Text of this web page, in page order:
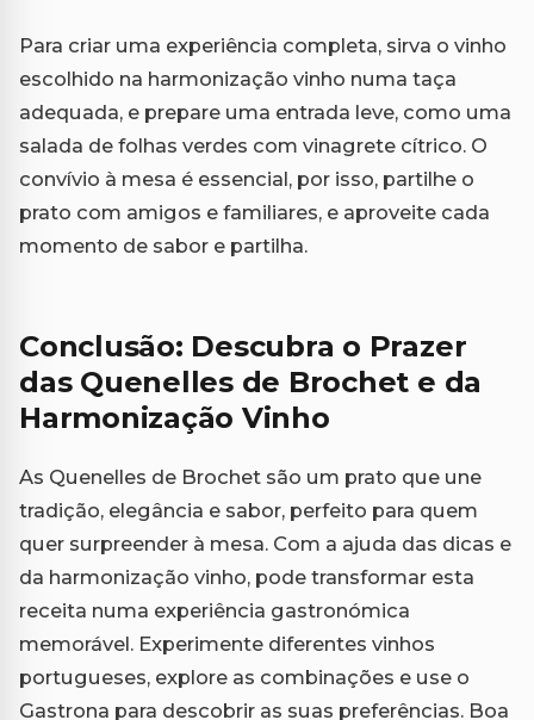
Para criar uma experiência completa, sirva o vinho
escolhido na harmonização vinho numa taça
adequada, e prepare uma entrada leve, como uma
salada de folhas verdes com vinagrete cítrico. O
convívio à mesa é essencial, por isso, partilhe o
prato com amigos e familiares, e aproveite cada
momento de sabor e partilha.
Conclusão: Descubra o Prazer
das Quenelles de Brochet e da
Harmonização Vinho
As Quenelles de Brochet são um prato que une
tradição, elegância e sabor, perfeito para quem
quer surpreender à mesa. Com a ajuda das dicas e
da harmonização vinho, pode transformar esta
receita numa experiência gastronómica
memorável. Experimente diferentes vinhos
portugueses, explore as combinações e use o
Gastrona para descobrir as suas preferências. Boa